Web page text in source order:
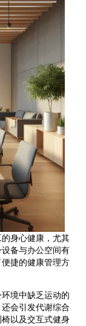
身心健康，尤其
备与办公空间有
捷的健康管理方
境中缺乏运动的
会引发代谢综合
以及交互式健身